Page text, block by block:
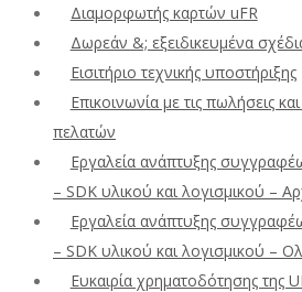
Διαμορφωτής καρτών uFR
Δωρεάν &; εξειδικευμένα
Εισιτήριο τεχνικής υποστήριξης
Επικοινωνία με τις πωλήσεις
πελατών
Εργαλεία ανάπτυξης
– SDK υλικού και λογισμικού –
Εργαλεία ανάπτυξης
– SDK υλικού και λογισμικού –
Ευκαιρία χρηματοδότησης της